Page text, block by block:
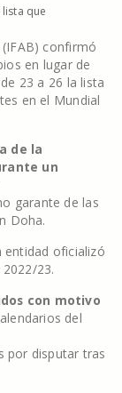
que
confirmó
en lugar de
23 a 26 la lista
en el Mundial
de la
un
garante de las
Doha.
entidad oficializó
23.
con motivo
del
por disputar tras